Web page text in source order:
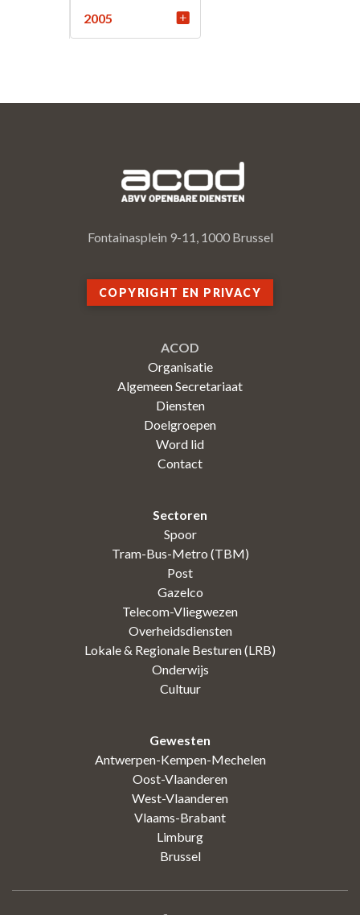
2005
Fontainasplein 9-11, 1000 Brussel
COPYRIGHT EN PRIVACY
ACOD
Organisatie
Algemeen Secretariaat
Diensten
Doelgroepen
Word lid
Contact
Sectoren
Spoor
Tram-Bus-Metro (TBM)
Post
Gazelco
Telecom-Vliegwezen
Overheidsdiensten
Lokale & Regionale Besturen (LRB)
Onderwijs
Cultuur
Gewesten
Antwerpen-Kempen-Mechelen
Oost-Vlaanderen
West-Vlaanderen
Vlaams-Brabant
Limburg
Brussel